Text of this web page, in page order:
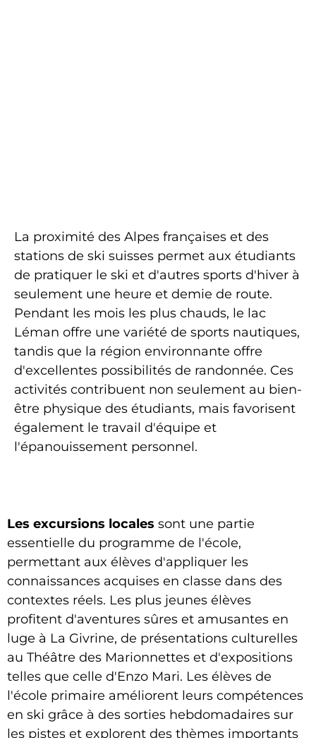
La proximité des Alpes françaises et des
stations de ski suisses permet aux étudiants
de pratiquer le ski et d'autres sports d'hiver à
seulement une heure et demie de route.
Pendant les mois les plus chauds, le lac
Léman offre une variété de sports nautiques,
tandis que la région environnante offre
d'excellentes possibilités de randonnée. Ces
activités contribuent non seulement au bien-
être physique des étudiants, mais favorisent
également le travail d'équipe et
l'épanouissement personnel.
Les excursions locales sont une partie
essentielle du programme de l'école,
permettant aux élèves d'appliquer les
connaissances acquises en classe dans des
contextes réels. Les plus jeunes élèves
profitent d'aventures sûres et amusantes en
luge à La Givrine, de présentations culturelles
au Théâtre des Marionnettes et d'expositions
telles que celle d'Enzo Mari. Les élèves de
l'école primaire améliorent leurs compétences
en ski grâce à des sorties hebdomadaires sur
les pistes et explorent des thèmes importants